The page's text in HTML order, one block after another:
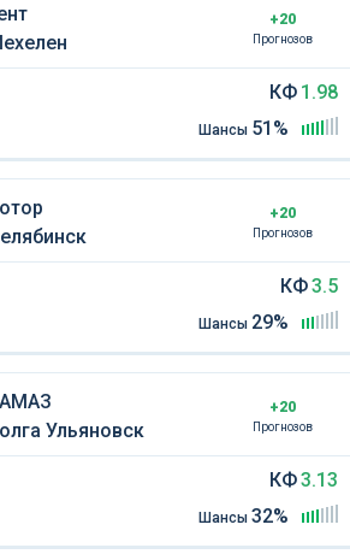
+20
Прогнозов
КФ 1.98
Шансы 51%
+20
Прогнозов
КФ3.5
Шансы 29%
Ульяновск
+20
Прогнозов
КФ3.13
Шансы 32%